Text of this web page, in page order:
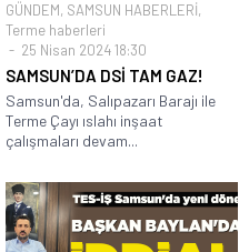
GÜNDEM, SAMSUN HABERLERİ,
Terme haberleri
25 Nisan 2024 18:30
SAMSUN’DA DSİ TAM GAZ!
Samsun'da, Salıpazarı Barajı ile
Terme Çayı ıslahı inşaat
çalışmaları devam...